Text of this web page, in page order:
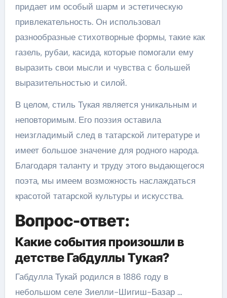
придает им особый шарм и эстетическую
привлекательность. Он использовал
разнообразные стихотворные формы, такие как
газель, рубаи, касида, которые помогали ему
выразить свои мысли и чувства с большей
выразительностью и силой.
В целом, стиль Тукая является уникальным и
неповторимым. Его поэзия оставила
неизгладимый след в татарской литературе и
имеет большое значение для родного народа.
Благодаря таланту и труду этого выдающегося
поэта, мы имеем возможность наслаждаться
красотой татарской культуры и искусства.
Вопрос-ответ:
Какие события произошли в
детстве Габдуллы Тукая?
Габдулла Тукай родился в 1886 году в
небольшом селе Зиелли-Шигиш-Базар …